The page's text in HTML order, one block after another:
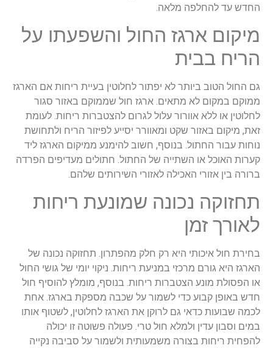
החדש עד להחלפה מלאה
מיקום ארגז החול והשפעתו על
הריח בבית
גם החול הטוב ביותר לא יפתור לחלוטין בעיית ריחות אם הארגז
ממוקם במקום לא מתאים. ארגז חול שממוקם באזור סגור
לחלוטין או ללא אוורור עלול לגרום להצטברות ריחות. לעומת
זאת, מיקום באזור שקט ומאוורר יסייע לפיזור הריח ולתחושת
נוחות עבור החתול. בנוסף, חשוב להימנע ממיקום הארגז ליד
קערות האוכל או השתייה של החתול. חתולים מעדיפים הפרדה
ברורה בין אזורי האכילה לאזורי השירותים שלהם.
תחזוקה נכונה שמונעת ריחות
לאורך זמן
בחירת חול איכותי היא רק חלק מהפתרון. תחזוקה נכונה של
הארגז היא גורם מרכזי במניעת ריחות. ניקוי יומי של גושי החול
או הפסולת מונע הצטברות ריחות. בנוסף, מומלץ להוסיף חול
חדש באופן קבוע כדי לשמור על שכבה מספקת בארגז. אחת
לכמה שבועות כדאי גם לרוקן את הארגז לחלוטין, לשטוף אותו
במים וסבון עדין ולמלא חול טרי. פעולה פשוטה זו יכולה
להפחית ריחות בצורה משמעותית ולשמור על סביבה נקייה